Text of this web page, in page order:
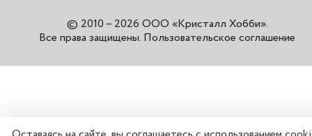
© 2010 – 2026 ООО «Кристалл Хобби».
Все права защищены. Пользовательское соглашение